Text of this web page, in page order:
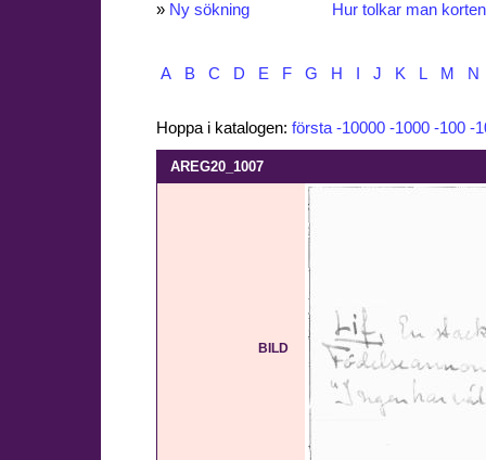
» Ny sökning Hur tolkar man
A B C D E F G H J K L M N
Hoppa i katalogen: första -10000 -1000 -100 -
AREG20_1007
BILD